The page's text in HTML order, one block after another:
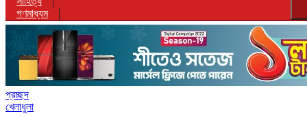
গণমাধ্যম
প্রচ্ছদ
খেলাধুলা